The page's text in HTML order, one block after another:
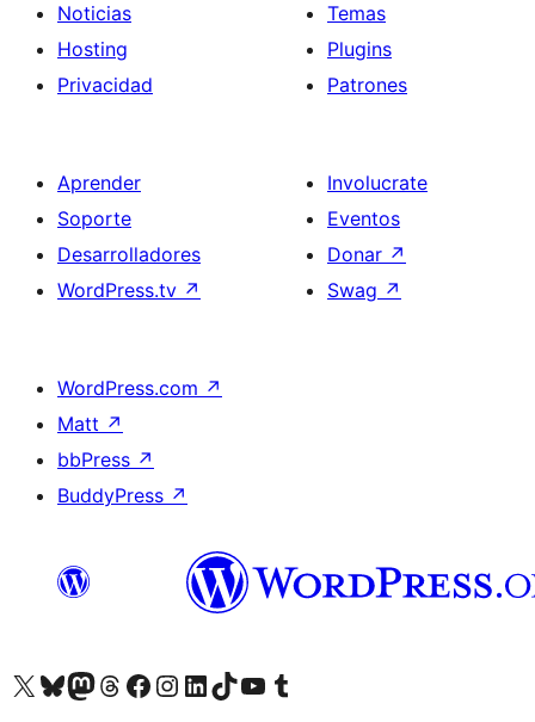
Noticias
Hosting
Privacidad
Temas
Plugins
Patrones
Aprender
Soporte
Desarrolladores
WordPress.tv ↗
Involucrate
Eventos
Donar ↗
Swag ↗
WordPress.com ↗
Matt ↗
bbPress ↗
BuddyPress ↗
Visitá nuestra cuenta de X (anteriormente Twitter)
Visitá nuestra cuenta de Bluesky
Visitá nuestra cuenta de Mastodon
Visitá nuestra cuenta de Threads
Visitá nuestra página de Facebook
Visitá nuestra cuenta de Instagram
Visitá nuestra cuenta de LinkedIn
Visitá nuestra cuenta de TikTok
Visitá nuestro canal de YouTube
Visitá nuestra cuenta de Tumblr